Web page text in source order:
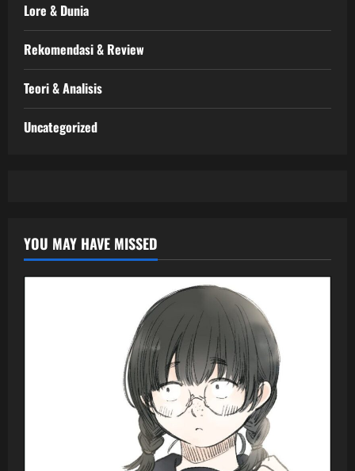
Lore & Dunia
Rekomendasi & Review
Teori & Analisis
Uncategorized
YOU MAY HAVE MISSED